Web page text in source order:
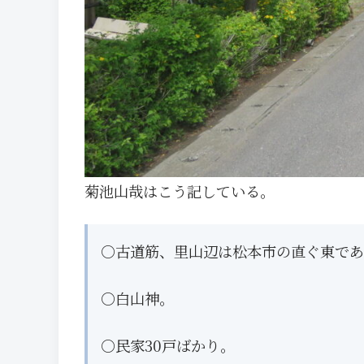
菊池山哉はこう記している。
○古道筋、里山辺は松本市の直ぐ東で
○白山神。
○民家30戸ばかり。